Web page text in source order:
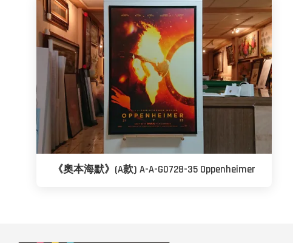
《奧本海默》(A款) A-A-G0728-35 Oppenheimer